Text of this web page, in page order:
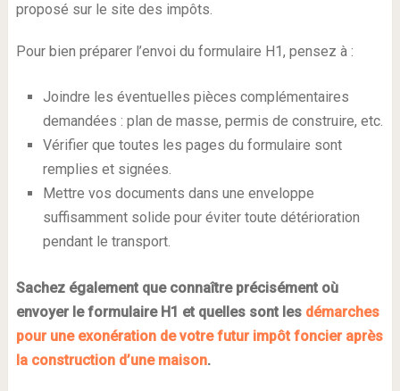
proposé sur le site des impôts.
Pour bien préparer l’envoi du formulaire H1, pensez à :
Joindre les éventuelles pièces complémentaires
demandées : plan de masse, permis de construire, etc.
Vérifier que toutes les pages du formulaire sont
remplies et signées.
Mettre vos documents dans une enveloppe
suffisamment solide pour éviter toute détérioration
pendant le transport.
Sachez également que connaître précisément où
envoyer le formulaire H1 et quelles sont les démarches
pour une exonération de votre futur impôt foncier après
la construction d’une maison.